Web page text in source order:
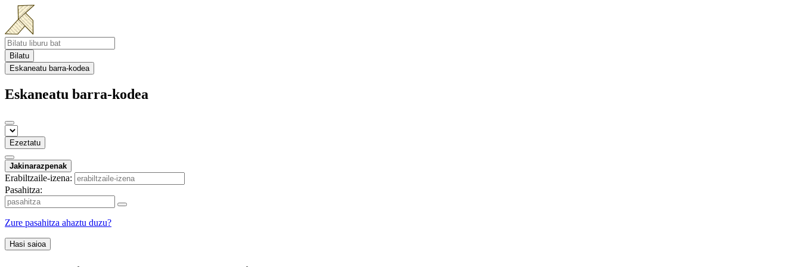
Bilatu
Eskaneatu barra-kodea
Eskaneatu barra-kodea
Ezeztatu
Jakinarazpenak
Erabiltzaile-izena:
Pasahitza:
Zure pasahitza ahaztu duzu?
Hasi saioa